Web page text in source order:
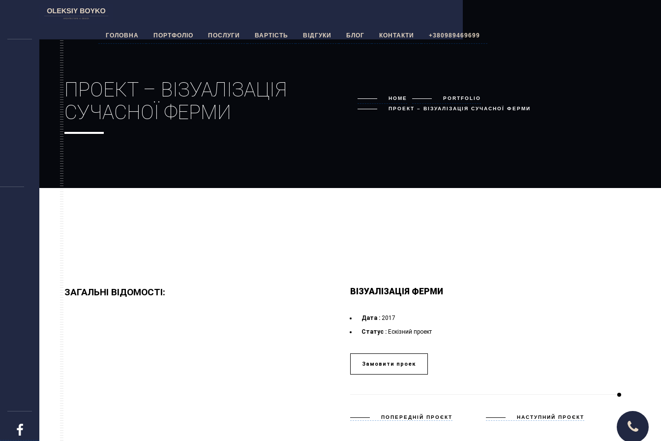
ГОЛОВНА ПОРТФОЛІО ПОСЛУГИ ВАРТІСТЬ ВІДГУКИ БЛОГ КОНТАКТИ +380989469699
ПРОЕКТ – ВІЗУАЛІЗАЦІЯ
СУЧАСНОЇ ФЕРМИ
HOME
PORTFOLIO
ПРОЕКТ – ВІЗУАЛІЗАЦІЯ СУЧАСНОЇ ФЕРМИ
ЗАГАЛЬНІ ВІДОМОСТІ: ВІЗУАЛІЗАЦІЯ ФЕРМИ
Дата : 2017
Статус : Ескізний проект
Замовити проек
ПОПЕРЕДНІЙ ПРОЄКТ НАСТУПНИЙ ПРОЄКТ